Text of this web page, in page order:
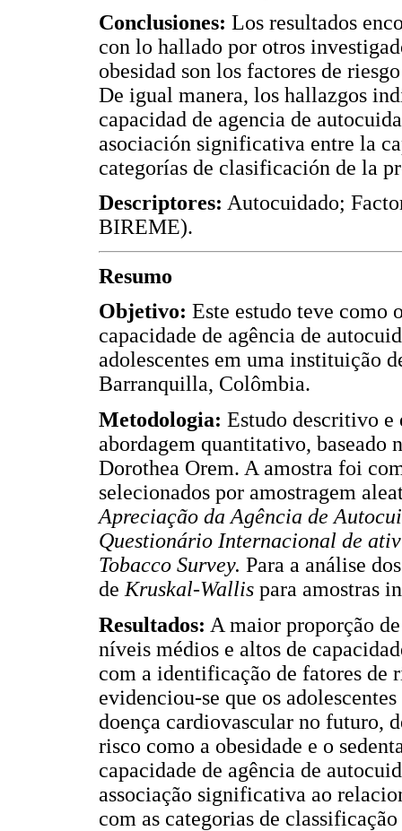
Conclusiones: Los resultados
con lo hallado por otros
obesidad son los factores de
De igual manera, los hallazgos
capacidad de agencia de
asociación significativa entre la
categorías de clasificación de la
Descriptores: Autocuidado;
BIREME).
Resumo
Objetivo: Este estudo teve como
capacidade de agência de
adolescentes em uma instituição
Barranquilla, Colômbia.
Metodologia: Estudo descritivo e
abordagem quantitativo, baseado
Dorothea Orem. A amostra foi
selecionados por amostragem
Apreciação da Agência de
Questionário Internacional de
Tobacco Survey. Para a análise
de Kruskal-Wallis para amostras
Resultados: A maior proporção
níveis médios e altos de
com a identificação de fatores de
evidenciou-se que os
doença cardiovascular no futuro,
risco como a obesidade e o
capacidade de agência de
associação significativa ao
com as categorias de